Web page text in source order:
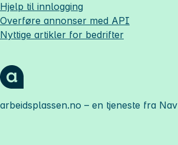
Hjelp til innlogging
Overføre annonser med API
Nyttige artikler for bedrifter
arbeidsplassen.no – en tjeneste fra Nav